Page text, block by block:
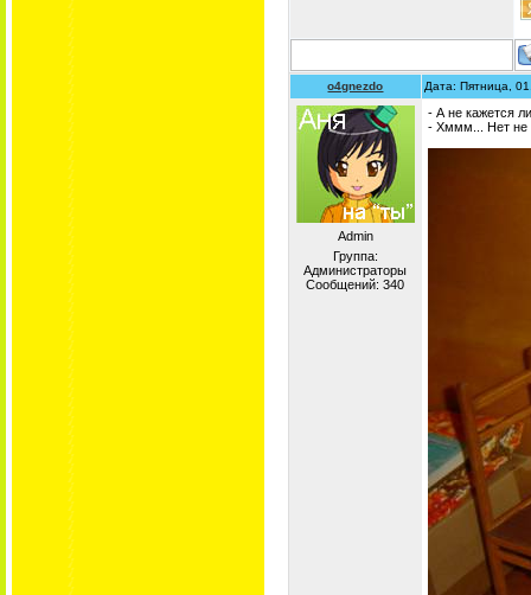
o4gnezdo Дата: Пятница,
Admin
Группа:
Администраторы
Сообщений:340
- А не кажется
- Хммм... Нет не